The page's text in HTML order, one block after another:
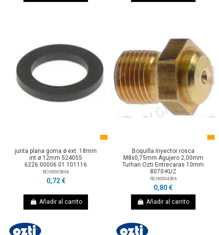
junta plana goma ø ext. 18mm
int.ø 12mm 524055
6226.00006.01 101116
RCH0005866
0,72 €
Añadir al carrito
Boquilla Inyector rosca
M8x0,75mm Agujero 2,00mm
Turhan Ozti Entrecaras 10mm
8070-KUZ
RCH0004396
0,80 €
Añadir al carrito